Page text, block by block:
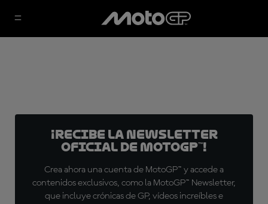
¡Recibe la Newsletter
oficial de MotoGP™!
Crea ahora una cuenta de MotoGP™ y accede a
contenidos exclusivos, como la MotoGP™ Newsletter,
que incluye crónicas de GP, vídeos increíbles e